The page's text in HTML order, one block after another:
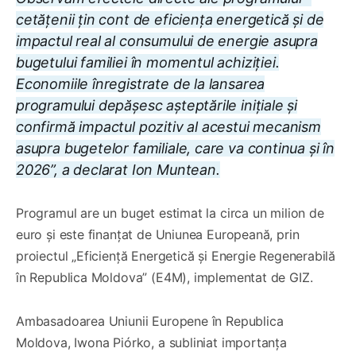
cetățenii țin cont de eficiența energetică și de
impactul real al consumului de energie asupra
bugetului familiei în momentul achiziției.
Economiile înregistrate de la lansarea
programului depășesc așteptările inițiale și
confirmă impactul pozitiv al acestui mecanism
asupra bugetelor familiale, care va continua și în
2026”, a declarat Ion Muntean.
Programul are un buget estimat la circa un milion de
euro și este finanțat de Uniunea Europeană, prin
proiectul „Eficiență Energetică și Energie Regenerabilă
în Republica Moldova” (E4M), implementat de GIZ.
Ambasadoarea Uniunii Europene în Republica
Moldova, Iwona Piórko, a subliniat importanța